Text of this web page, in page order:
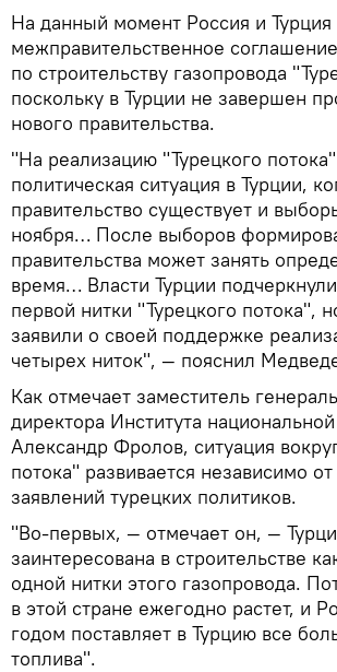
На данный момент Россия и
межправительственное соглашение
по строительству газопровода
поскольку в Турции не завершен
нового правительства.
"На реализацию "Турецкого
политическая ситуация в Турции,
правительство существует и
ноября… После выборов
правительства может занять
время… Власти Турции
первой нитки "Турецкого потока",
заявили о своей поддержке
четырех ниток", — пояснил
Как отмечает заместитель
директора Института
Александр Фролов, ситуация
потока" развивается независимо
заявлений турецких политиков.
"Во-первых, — отмечает он, —
заинтересована в строительстве
одной нитки этого газопровода.
в этой стране ежегодно растет, и
годом поставляет в Турцию все
топлива".